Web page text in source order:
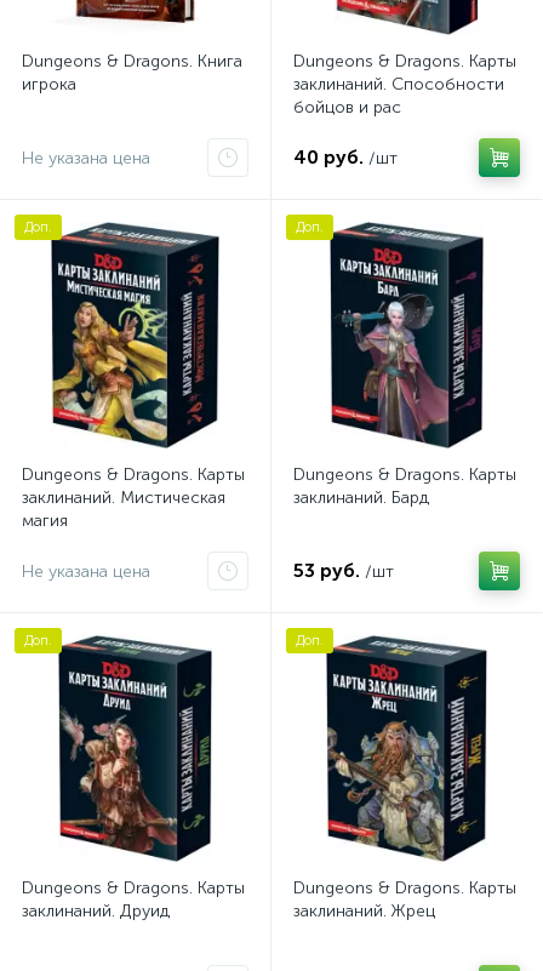
Dungeons & Dragons. Книга
игрока
Не указана цена
Dungeons & Dragons. Карты
заклинаний. Способности
бойцов и рас
40 руб. /шт
Доп.
Dungeons & Dragons. Карты
заклинаний. Мистическая
магия
Не указана цена
Доп.
Dungeons & Dragons. Карты
заклинаний. Бард
53 руб. /шт
Доп.
Dungeons & Dragons. Карты
заклинаний. Друид
Доп.
Dungeons & Dragons. Карты
заклинаний. Жрец